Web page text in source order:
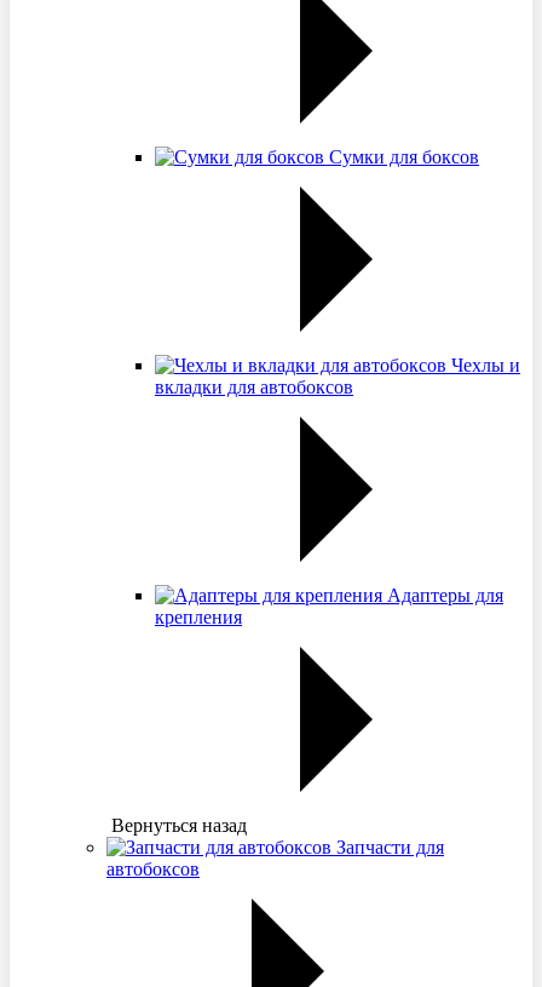
Сумки для боксов
Чехлы и
вкладки для автобоксов
Адаптеры для
крепления
Вернуться назад
Запчасти для
автобоксов